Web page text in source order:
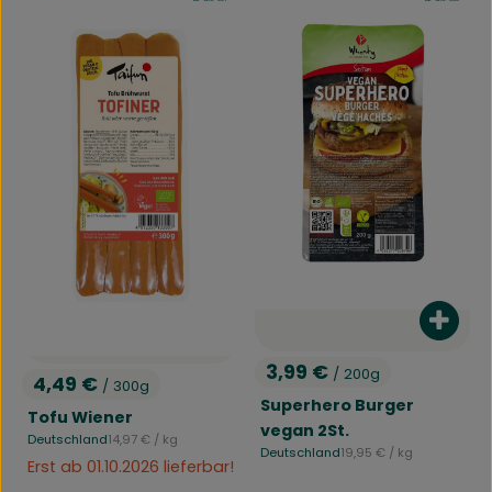
, Preis:
4,49 € / 300g
Tofu Wiener
, Herkunft:
Deutschland, Referenzpreis:
14,97 € / kg
Erst ab 01.10.2026 lieferbar!
, Preis:
3,99 € / 200g
Superhero Burger
vegan 2St.
, Herkunft:
Deutschland, Referenzpreis:
19,95 € / kg